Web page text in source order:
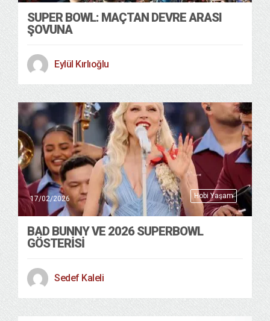
SUPER BOWL: MAÇTAN DEVRE ARASI
ŞOVUNA
Eylül Kırlıoğlu
Hobi Yaşam
17/02/2026
BAD BUNNY VE 2026 SUPERBOWL
GÖSTERİSİ
Sedef Kaleli